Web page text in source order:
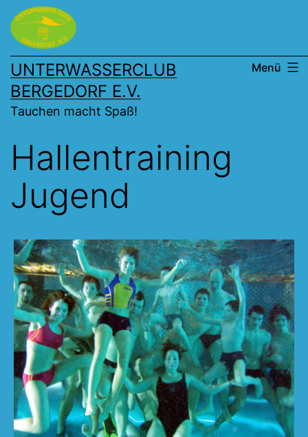
Zum
Inhalt
springen
UNTERWASSERCLUB
BERGEDORF E.V.
Tauchen macht Spaß!
Menü
Hallentraining
Jugend